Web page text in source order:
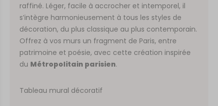
raffiné. Léger, facile à accrocher et intemporel, il
s’intègre harmonieusement à tous les styles de
décoration, du plus classique au plus contemporain.
Offrez à vos murs un fragment de Paris, entre
patrimoine et poésie, avec cette création inspirée
du Métropolitain parisien.
Tableau mural décoratif